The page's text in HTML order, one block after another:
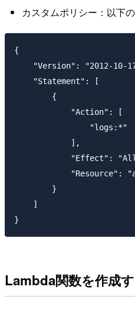
カスタムポリシー：以下
{
"Version": "2012-10-
    "Statement": [
        {
            "Action": [
                "logs:*"
            ],
"Effect":
"Resource":
        }
    ]
Lambda関数を作成